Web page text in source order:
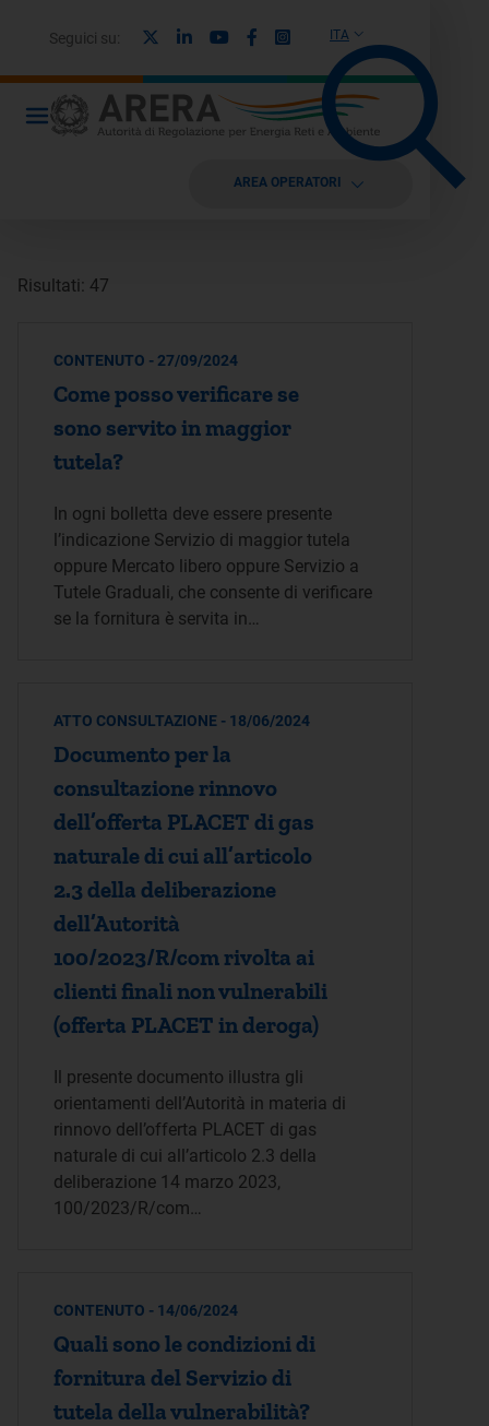
ITA
Seguici su: LinkedinYoutubeFacebook
Instagram
AREA OPERATORI
Risultati: 47
CONTENUTO - 27/09/2024
Come posso verificare se
sono servito in maggior
tutela?
In ogni bolletta deve essere presente
l’indicazione Servizio di maggior tutela
oppure Mercato libero oppure Servizio a
Tutele Graduali, che consente di verificare
se la fornitura è servita in…
ATTO CONSULTAZIONE - 18/06/2024
Documento per la
consultazione rinnovo
dell’offerta PLACET di gas
naturale di cui all’articolo
2.3 della deliberazione
dell’Autorità
100/2023/R/com rivolta ai
clienti finali non vulnerabili
(offerta PLACET in deroga)
Il presente documento illustra gli
orientamenti dell’Autorità in materia di
rinnovo dell’offerta PLACET di gas
naturale di cui all’articolo 2.3 della
deliberazione 14 marzo 2023,
100/2023/R/com…
CONTENUTO - 14/06/2024
Quali sono le condizioni di
fornitura del Servizio di
tutela della vulnerabilità?